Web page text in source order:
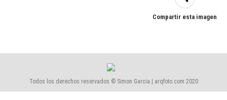
Compartir esta imagen
Todos los derechos reservados © Simon Garcia | arqfoto.com 2020